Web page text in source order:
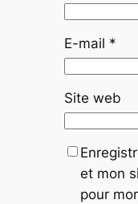
E-mail *
Site web
et mon
pour